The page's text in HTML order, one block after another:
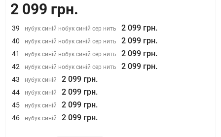
2 099 грн.
39 нубук синій нобук синій сер нить 2 099 грн.
40 нубук синій нобук синій сер нить 2 099 грн.
41 нубук синій нобук синій сер нить 2 099 грн.
42 нубук синій нобук синій сер нить 2 099 грн.
43 нубук синій 2 099 грн.
44 нубук синій 2 099 грн.
45 нубук синій 2 099 грн.
46 нубук синій 2 099 грн.